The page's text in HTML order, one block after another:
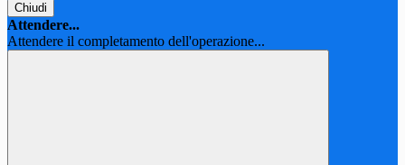
Chiudi
Attendere...
Attendere il completamento dell'operazione...